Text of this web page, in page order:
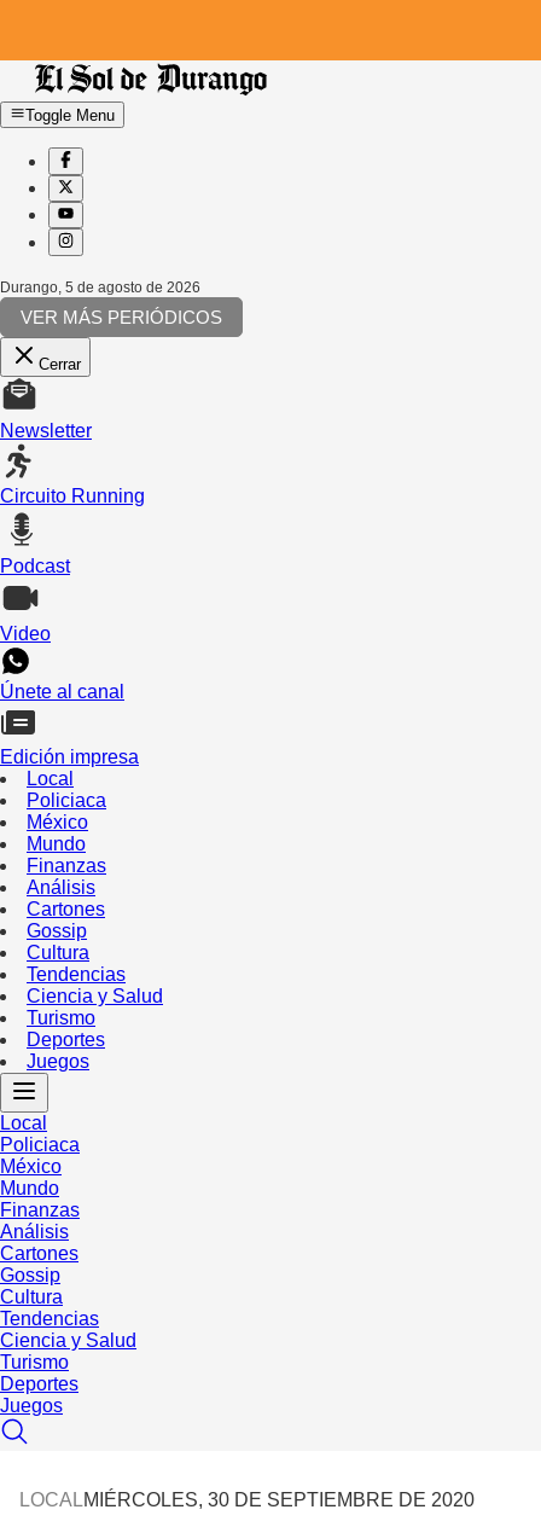
Toggle Menu
Durango 5 de agosto de 2026
VER MÁS PERIÓDICOS
Cerrar
Newsletter
Circuito Running
Podcast
Video
Únete al canal
Edición impresa
Local
Policiaca
México
Mundo
Finanzas
Análisis
Cartones
Gossip
Cultura
Tendencias
Ciencia y Salud
Turismo
Deportes
Juegos
Local
Policiaca
México
Mundo
Finanzas
Análisis
Cartones
Gossip
Cultura
Tendencias
Ciencia y Salud
Turismo
Deportes
Juegos
LOCALMIÉRCOLES, 30 DE SEPTIEMBRE DE 2020